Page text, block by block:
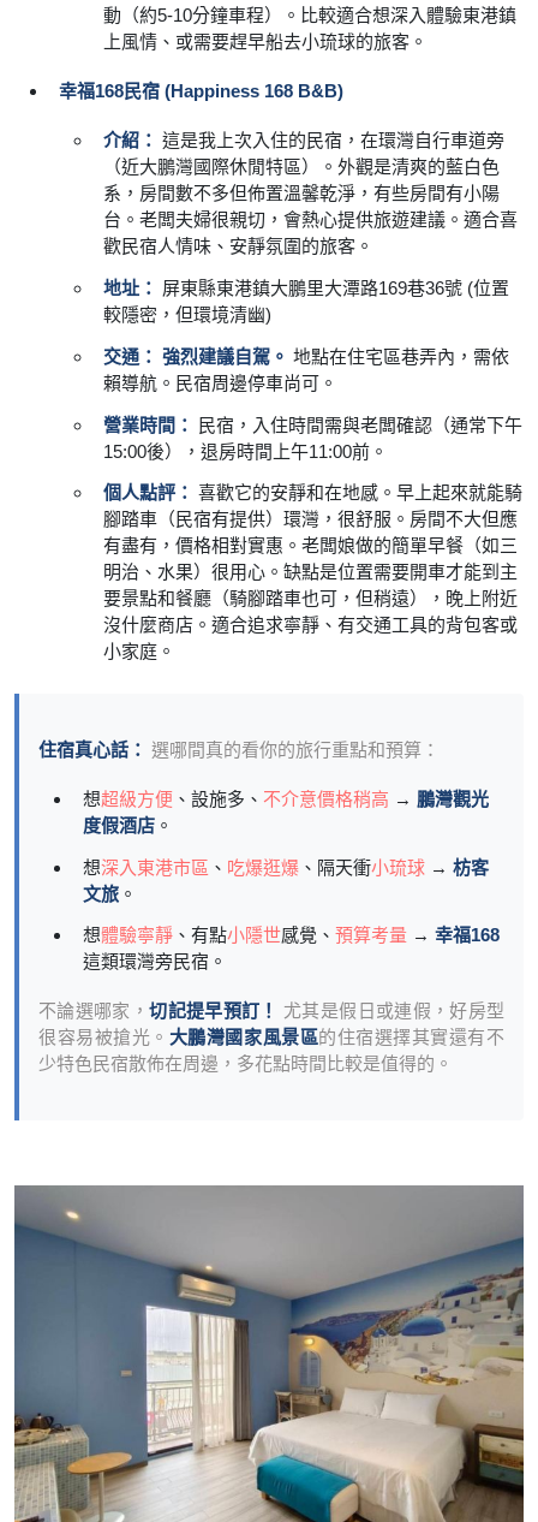
動（約5-10分鐘車程）。比較適合想深入體驗東港鎮
上風情、或需要趕早船去小琉球的旅客。
幸福168民宿 (Happiness 168 B&B)
介紹： 這是我上次入住的民宿，在環灣自行車道旁
（近大鵬灣國際休閒特區）。外觀是清爽的藍白色
系，房間數不多但佈置溫馨乾淨，有些房間有小陽
台。老闆夫婦很親切，會熱心提供旅遊建議。適合喜
歡民宿人情味、安靜氛圍的旅客。
地址： 屏東縣東港鎮大鵬里大潭路169巷36號 (位置
較隱密，但環境清幽)
交通： 強烈建議自駕。 地點在住宅區巷弄內，需依
賴導航。民宿周邊停車尚可。
營業時間：
民宿，入住時間需與老闆確認（通常下午
15:00後），退房時間上午11:00前。
個人點評： 喜歡它的安靜和在地感。早上起來就能騎
腳踏車（民宿有提供）環灣，很舒服。房間不大但應
有盡有，價格相對實惠。老闆娘做的簡單早餐（如三
明治、水果）很用心。缺點是位置需要開車才能到主
要景點和餐廳（騎腳踏車也可，但稍遠），晚上附近
沒什麼商店。適合追求寧靜、有交通工具的背包客或
小家庭。
住宿真心話： 選哪間真的看你的旅行重點和預算：
想超級方便、設施多、 不介意價格稍高 → 鵬灣觀光
度假酒店。
想深入東港市區 、 吃爆逛爆、隔天衝小琉球→ 枋客
文旅。
想體驗寧靜、有點小隱世感覺、 預算考量→ 幸福168
這類環灣旁民宿。
不論選哪家，切記提早預訂！
尤其是假日或連假，好房型
很容易被搶光。 大鵬灣國家風景區的住宿選擇其實還有不
少特色民宿散佈在周邊，多花點時間比較是值得的。